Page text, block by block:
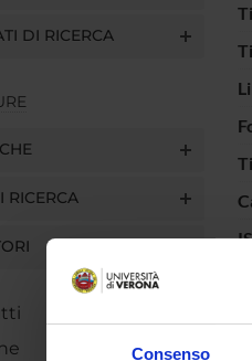
Consenso
DI RICERCA
RICERCA